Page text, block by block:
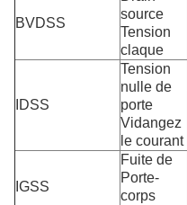
BVDSS
source
Tension
claque
IDSS
Tension
nulle de
porte
Vidangez
le courant
IGSS
Fuite de
Porte-
corps